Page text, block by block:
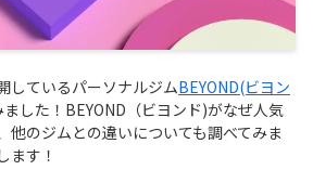
しているパーソナルジムBEYOND(ビヨン
した！BEYOND（ビヨンド)がなぜ人気
他のジムとの違いについても調べてみま
ます！